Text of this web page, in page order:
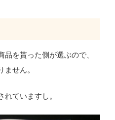
を貰った側が選ぶので、
せん。
ていますし。